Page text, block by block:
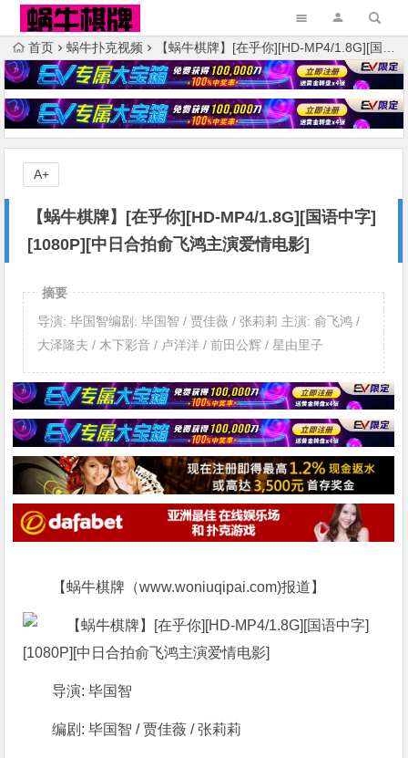
首页 蜗牛扑克视频 【蜗牛棋牌】[在乎你][HD-MP4/1.8G][国语中字][1080P][中日合拍俞飞鸿主演爱情电影]
【蜗牛棋牌】[在乎你][HD-MP4/1.8G][国语中字]
[1080P][中日合拍俞飞鸿主演爱情电影]
A+
摘要
导演: 毕国智编剧: 毕国智 / 贾佳薇 / 张莉莉 主演: 俞飞鸿 /
大泽隆夫 / 木下彩音 / 卢洋洋 / 前田公辉 / 星由里子
【蜗牛棋牌（www.woniuqipai.com)报道】
导演: 毕国智
编剧: 毕国智 / 贾佳薇 / 张莉莉